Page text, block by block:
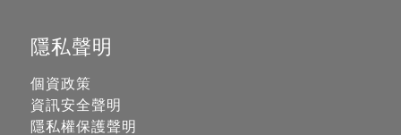
隱私聲明
個資政策
資訊安全聲明
隱私權保護聲明